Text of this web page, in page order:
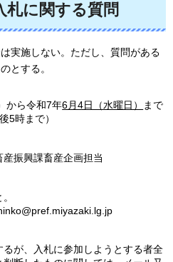
札に関する質問
実施しない。ただし、質問がある
とする。
から令和7年6月4日（水曜日）
まで
5時まで）
振興課畜産企画担当
が、入札に参加しようとする者全